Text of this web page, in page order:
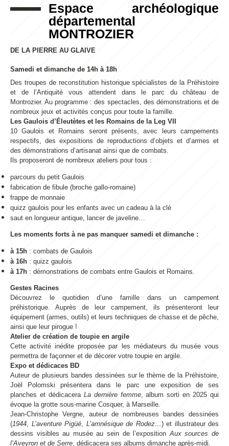
Espace archéologique
départemental
MONTROZIER
DE LA PIERRE AU GLAIVE
Samedi et dimanche de 14h à 18h
Des troupes de reconstitution historique spécialistes de la Préhistoire
et de l’Antiquité vous attendent dans le parc du château de
Montrozier. Au programme : des spectacles, des démonstrations et de
nombreux jeux et activités conçus pour toute la famille.
Les Gaulois d’Éleutètes et les Romains de la Leg VII
10 Gaulois et Romains seront présents, avec leurs campements
respectifs, des expositions de reproductions d’objets et d’armes et
des démonstrations d’artisanat ainsi que de combats.
Ils proposeront de nombreux ateliers pour tous :
parcours du petit Gaulois
fabrication de fibule (broche gallo-romaine)
frappe de monnaie
quizz gaulois pour les enfants avec un cadeau à la clé
saut en longueur antique, lancer de javeline…
Les moments forts à ne pas manquer samedi et dimanche :
à 15h : combats de Gaulois
à 16h : quizz gaulois
à 17h : démonstrations de combats entre Gaulois et Romains.
Gestes Racines
Découvrez le quotidien d’une famille dans un campement
préhistorique. Auprès de leur campement, ils présenteront leur
équipement (armes, outils) et leurs techniques de chasse et de pêche,
ainsi que leur pirogue !
Atelier de création de toupie en argile
Cette activité inédite proposée par les médiateurs du musée vous
permettra de façonner et de décorer votre toupie en argile.
Expo et dédicaces BD
Auteur de plusieurs bandes dessinées sur le thème de la Préhistoire,
Joël Polomski présentera dans le parc une exposition de ses
planches et dédicacera La dernière femme, album sorti en 2025 qui
évoque la grotte sous-marine Cosquer, à Marseille.
Jean-Christophe Vergne, auteur de nombreuses bandes dessinées
(1944 L’aventure Pigüé L’amnésique de Rodez…) et illustrateur des
dessins visibles au musée au sein de l’exposition Aux sources de
l’Aveyron et de Serre , dédicacera ses albums dimanche après-midi.